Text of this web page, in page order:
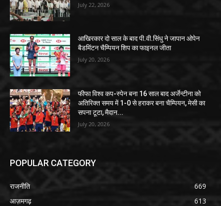
July 22, 2026
आखिरकार दो साल के बाद पी.वी.सिंधु ने जापान ओपेन
बैडमिंटन चैम्पियन शिप का फाइनल जीता
July 20, 2026
फीफा विश्व कप-स्पेन बना 16 साल बाद अर्जेन्टीना को
अतिरिक्त समय में 1-0 से हराकर बना चैम्पियन, मेसी का
सपना टूटा, मैदान...
July 20, 2026
POPULAR CATEGORY
राजनीति
669
आज़मगढ़
613